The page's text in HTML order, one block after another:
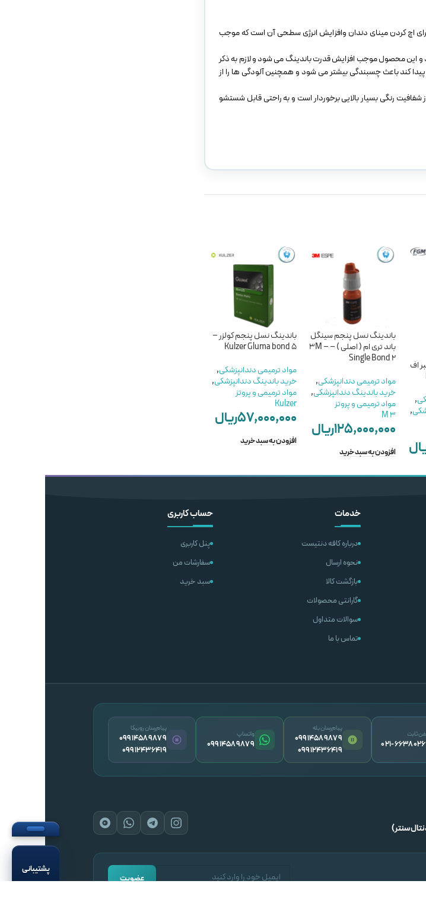
برای اچ کردن مینای دندان وافزایش انرژی سطحی آن است که موجب
شود و این محصول موجب افزایش قدرت باندینگ می شود و لازم به ذکر
کند باعث چسبندگی بیشتر می شود و همچنین آلودگی ها را از
رنگی بسیار بالایی برخوردار است و به راحتی قابل شستشو
اف
,
,
باندینگ نسل پنجم سینگل
باند تری ام ( اصلی ) – 3M –
Single Bond 2
مواد ترمیمی دندانپزشکی,
خرید باندینگ دندانپزشکی,
مواد ترمیمی و پروتز
M 3
۱۲۵,۰۰۰,۰۰۰ریال
افزودن به سبد خرید
باندینگ نسل پنجم کولزر –
5 Kulzer Gluma bond
مواد ترمیمی دندانپزشکی,
خرید باندینگ دندانپزشکی,
مواد ترمیمی و پروتز
Kulzer
۵۷,۰۰۰,۰۰۰ریال
افزودن به سبد خرید
خدمات
درباره کافه دنتیست
نحوه ارسال
بازگشت کالا
گارانتی محصولات
سوالات متداول
تماس با ما
حساب کاربری
پنل کاربری
سفارشات من
سبد خرید
ثابت
۶۶۳۸۰۲۶۹
پیام‌رسان بله
09914589879
09912436419
واتساپ
09914589879
پیام‌رسان روبیکا
09914589879
09912436419
سنتر)
عضویت
پشتیبانی